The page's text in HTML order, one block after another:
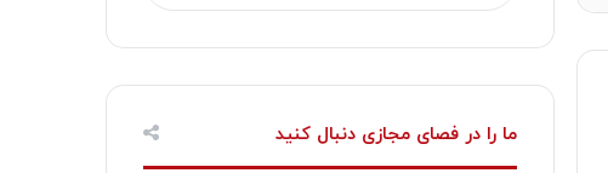
ما را در فصای مجازی دنبال کنید